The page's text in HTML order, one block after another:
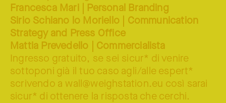
Francesca Mari | Personal Branding
Sirio Schiano lo Moriello | Communication
Strategy and Press Office
Mattia Prevedello | Commercialista
Ingresso gratuito, se sei sicur* di venire
sottoponi già il tuo caso agli/alle espert*
scrivendo a wall@weighstation.eu così sarai
sicur* di ottenere la risposta che cerchi.